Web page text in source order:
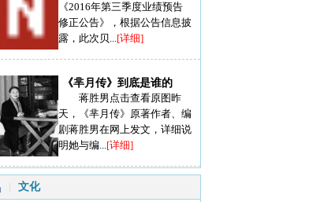
《2016年第三季度业绩预告
修正公告》，根据公告信息披
露，此次贝...[详细]
《芈月传》到底是谁的
蒋胜男点击查看原图昨
天，《芈月传》原著作者、编
剧蒋胜男在网上发文，详细说
明她与编...[详细]
文化